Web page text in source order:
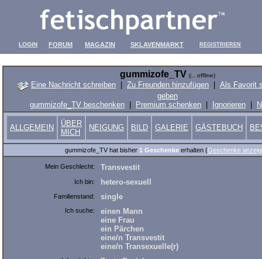
LOGIN FORUM MAGAZIN SKLAVENMARKT REGISTRIEREN
gummizofe_TV ( offline)
Eine Nachricht schreiben Zu Freunden hinzufügen
Als Favorit
geben
gummizofe_TV beschenken
Premium schenken Ignorieren
ALLGEMEIN
ÜBER
MICH
NEIGUNG BILD GALERIE GÄSTEBUCH
gummizofe_TV hat bisher 1 Geschenkeerhalten (Geschenke
Mein Geschlecht: Transvestit
Ich bin: hetero-sexuell
Familienstand: single
Ich suche:
einen Mann
eine Frau
ein Pärchen
eine/n Transvestit
eine/n Transexuelle(r)